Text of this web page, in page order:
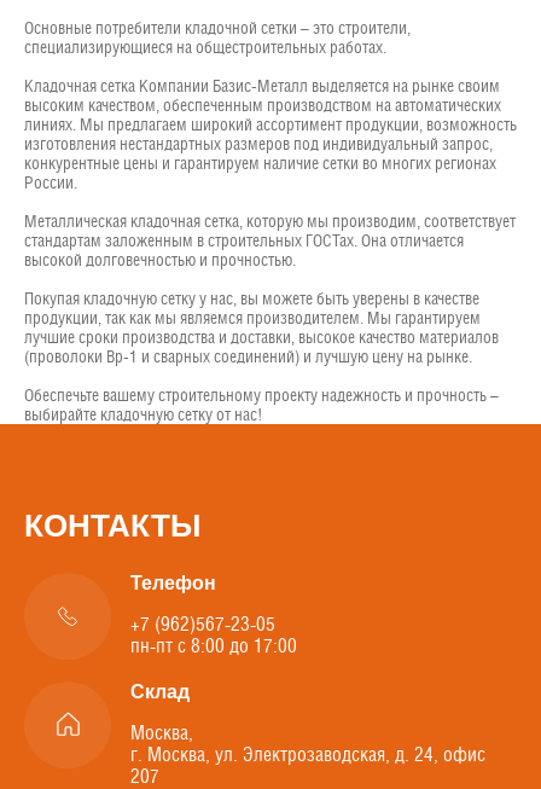
Основные потребители кладочной сетки – это строители,
специализирующиеся на общестроительных работах.
Кладочная сетка Компании Базис-Металл выделяется на рынке своим
высоким качеством, обеспеченным производством на автоматических
линиях. Мы предлагаем широкий ассортимент продукции, возможность
изготовления нестандартных размеров под индивидуальный запрос,
конкурентные цены и гарантируем наличие сетки во многих регионах
России.
Металлическая кладочная сетка, которую мы производим, соответствует
стандартам заложенным в строительных ГОСТах. Она отличается
высокой долговечностью и прочностью.
Покупая кладочную сетку у нас, вы можете быть уверены в качестве
продукции, так как мы являемся производителем. Мы гарантируем
лучшие сроки производства и доставки, высокое качество материалов
(проволоки Вр-1 и сварных соединений) и лучшую цену на рынке.
Обеспечьте вашему строительному проекту надежность и прочность –
выбирайте кладочную сетку от нас!
КОНТАКТЫ
Телефон
+7 (962)567-23-05
пн-пт с 8:00 до 17:00
Склад
Москва,
г. Москва, ул. Электрозаводская, д. 24, офис
207